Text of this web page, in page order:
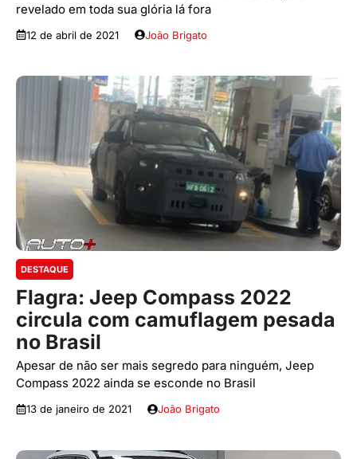
revelado em toda sua glória lá fora
12 de abril de 2021 João Brigato
DESTAQUE
Flagra: Jeep Compass 2022
circula com camuflagem pesada
no Brasil
Apesar de não ser mais segredo para ninguém, Jeep
Compass 2022 ainda se esconde no Brasil
13 de janeiro de 2021 João Brigato